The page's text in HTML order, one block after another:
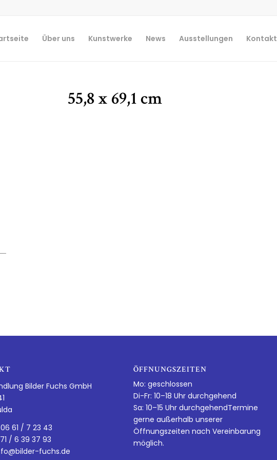
Über uns Kunstwerke News Ausstellungen Kontakt
55,8 x 69,1 cm
Bilder Fuchs GmbH
61 / 7 23 43
/ 6 39 37 93
fuchs.de
ÖFFNUNGSZEITEN
Mo: geschlossen
Di-Fr: 10–18 Uhr durchgehend
Sa: 10–15 Uhr durchgehendTermine
gerne außerhalb unserer
Öffnungszeiten nach Vereinbarung
möglich.